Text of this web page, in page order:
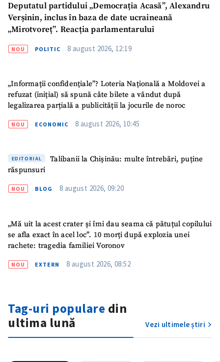
Deputatul partidului „Democrația Acasă”, Alexandru
Verșinin, inclus în baza de date ucraineană
„Mirotvoreț”. Reacția parlamentarului
NOU POLITIC 8 august 2026, 12:19
„Informații confidențiale”? Loteria Națională a Moldovei a
refuzat (inițial) să spună câte bilete a vândut după
legalizarea parțială a publicității la jocurile de noroc
NOU ECONOMIC 8 august 2026, 10:45
EDITORIAL
Talibanii la Chișinău: multe întrebări, puține
răspunsuri
NOU BLOG 8 august 2026, 09:20
„Mă uit la acest crater și îmi dau seama că pătuțul copilului
se afla exact în acel loc”. 10 morți după explozia unei
rachete: tragedia familiei Voronov
NOU EXTERN 8 august 2026, 08:52
Tag-uri populare din
ultima lună
Vezi ultimele știri
Mesajul știrei
+ Mesajul știrei
Nume+ Numele meu
Email+ Emailul meu
acord cupolitica de